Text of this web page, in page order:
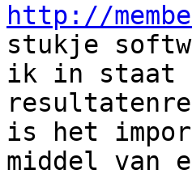
http://
stukje
ik in staat
is het
middel van